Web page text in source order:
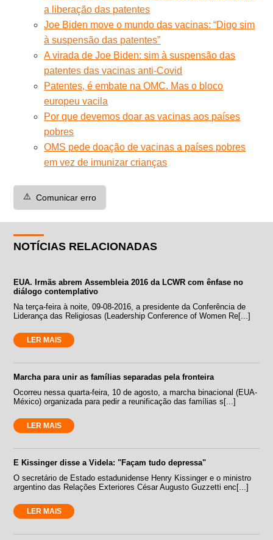
a liberação das patentes
Joe Biden move o mundo das vacinas: “Digo sim
à suspensão das patentes”
A virada de Joe Biden: sim à suspensão das
patentes das vacinas anti-Covid
Patentes, é embate na OMC. Mas o bloco
europeu vacila
Por que devemos doar as vacinas aos países
pobres
OMS pede doação de vacinas a países pobres
em vez de imunizar crianças
⚠️ Comunicar erro
NOTÍCIAS RELACIONADAS
EUA. Irmãs abrem Assembleia 2016 da LCWR com ênfase no
diálogo contemplativo
Na terça-feira à noite, 09-08-2016, a presidente da Conferência de
Liderança das Religiosas (Leadership Conference of Women Re[...]
LER MAIS
Marcha para unir as famílias separadas pela fronteira
Ocorreu nessa quarta-feira, 10 de agosto, a marcha binacional (EUA-
México) organizada para pedir a reunificação das famílias s[...]
LER MAIS
E Kissinger disse a Videla: "Façam tudo depressa"
O secretário de Estado estadunidense Henry Kissinger e o ministro
argentino das Relações Exteriores César Augusto Guzzetti enc[...]
LER MAIS